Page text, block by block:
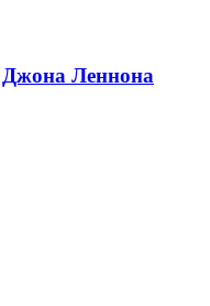
Джона Леннона